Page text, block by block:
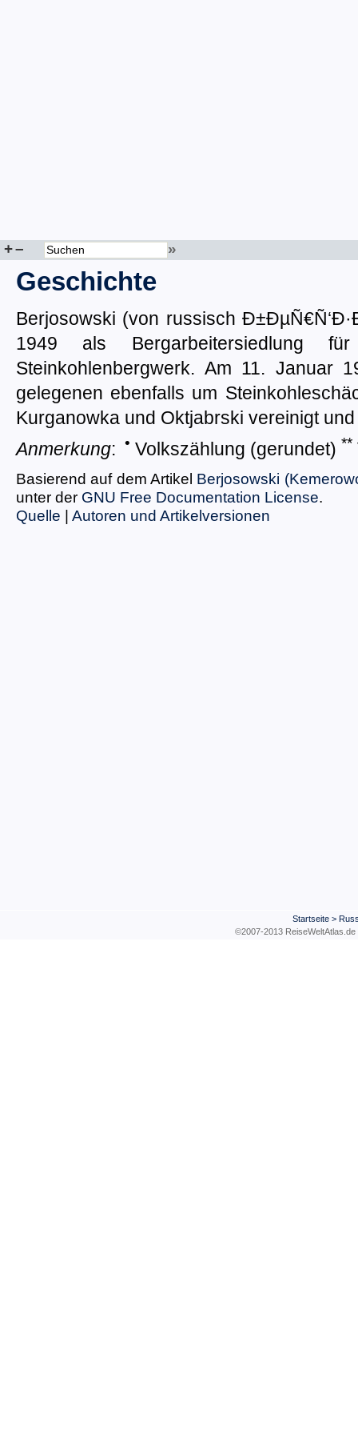
+– »
Geschichte
Berjosowski (von russisch
1949 als Bergarbeitersiedlung
Steinkohlenbergwerk. Am 11. Januar
gelegenen ebenfalls um
Kurganowka und Oktjabrski vereinigt
Anmerkung: • Volkszählung (gerundet) **
Basierend auf dem Artikel Berjosowski
unter der GNU Free Documentation License.
Quelle | Autoren und Artikelversionen
Startseite>
©2007-2013